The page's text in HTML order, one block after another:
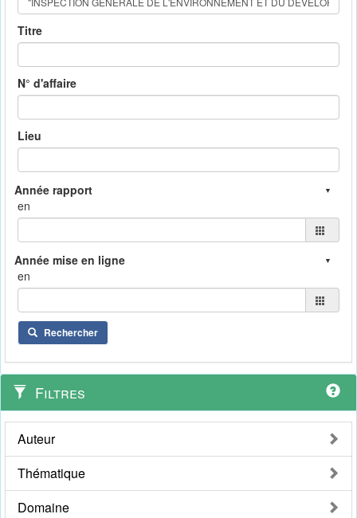
Titre
N° d'affaire
Lieu
en
en
Rechercher
Filtres
Auteur
Thématique
Domaine